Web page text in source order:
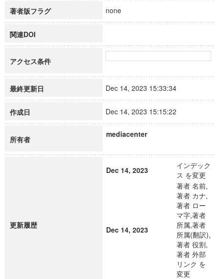
著者版フラグ none
関連DOI
アクセス条件
最終更新日 Dec 14, 2023 15:33:34
作成日 Dec 14, 2023 15:15:22
所有者
mediacenter
更新履歴
Dec 14, 2023
インデック
ス を変更
Dec 14, 2023
著者 名前,
著者 カナ,
著者 ロー
マ字,著者
所属,著者
所属(翻訳),
著者 役割,
著者 外部
リンク を
変更